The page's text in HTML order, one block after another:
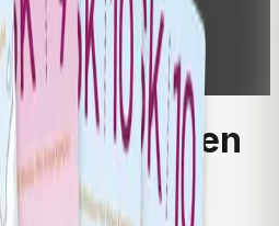
fra Cappelen